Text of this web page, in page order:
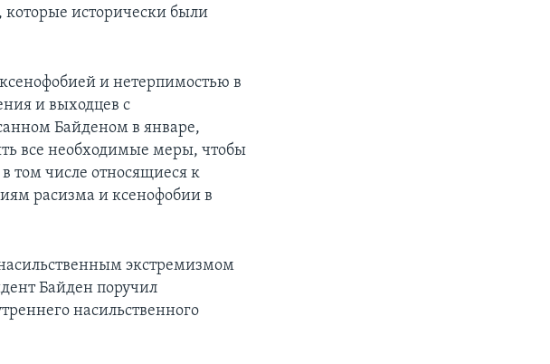
исторически были
и нетерпимостью в
и выходцев с
Байденом в январе,
все необходимые меры, чтобы
том числе относящиеся к
расизма и ксенофобии в
экстремизмом
Байден поручил
насильственного